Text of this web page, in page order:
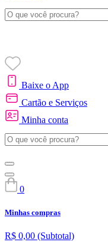
Baixe o App
Cartão e Serviços
Minha conta
0
Minhas compras
R$ 0,00 (Subtotal)